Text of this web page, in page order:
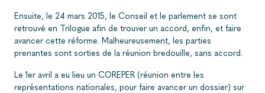
Ensuite, le 24 mars 2015, le Conseil et le parlement se sont
retrouvé en Trilogue afin de trouver un accord, enfin, et faire
avancer cette réforme. Malheureusement, les parties
prenantes sont sorties de la réunion bredouille, sans accord.
Le 1er avril a eu lieu un COREPER (réunion entre les
représentations nationales, pour faire avancer un dossier) sur